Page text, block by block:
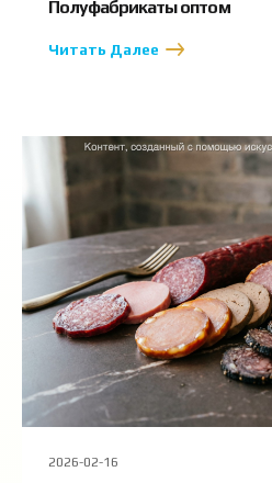
Полуфабрикаты оптом
Читать Далее
2026-02-16